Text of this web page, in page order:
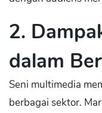
2.
dalam
Seni multimedia
berbagai sektor.